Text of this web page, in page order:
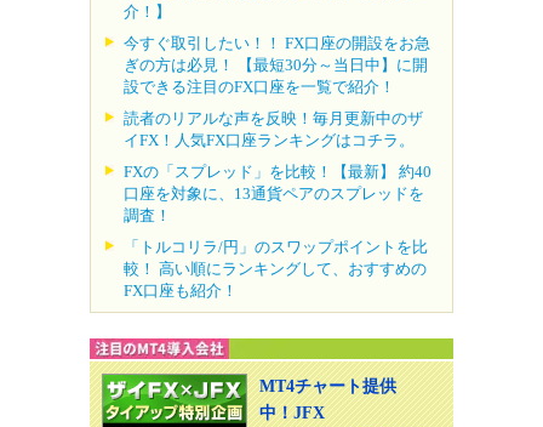
介！】
今すぐ取引したい！！ FX口座の開設をお急
ぎの方は必見！ 【最短30分～当日中】に開
設できる注目のFX口座を一覧で紹介！
読者のリアルな声を反映！毎月更新中のザ
イFX！人気FX口座ランキングはコチラ。
FXの「スプレッド」を比較！【最新】 約40
口座を対象に、13通貨ペアのスプレッドを
調査！
「トルコリラ/円」のスワップポイントを比
較！ 高い順にランキングして、おすすめの
FX口座も紹介！
MT4チャート提供
中！JFX